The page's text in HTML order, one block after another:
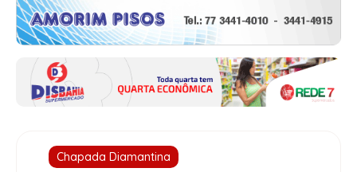
Chapada Diamantina